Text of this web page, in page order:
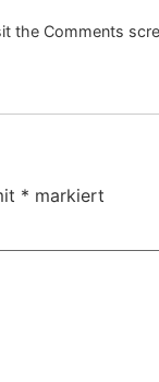
the Comments
* markiert